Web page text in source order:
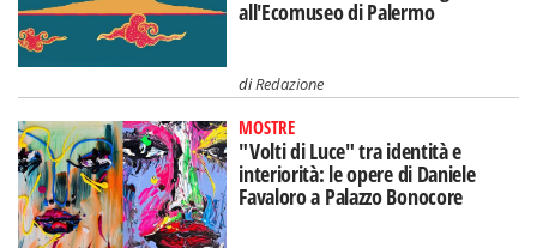
all'Ecomuseo di Palermo
diRedazione
MOSTRE
"Volti di Luce" tra identità e
interiorità: le opere di Daniele
Favaloro a Palazzo Bonocore